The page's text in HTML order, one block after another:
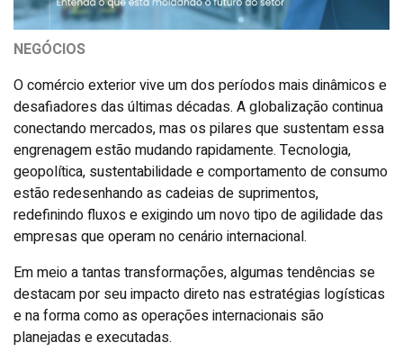
NEGÓCIOS
O comércio exterior vive um dos períodos mais dinâmicos e
desafiadores das últimas décadas. A globalização continua
conectando mercados, mas os pilares que sustentam essa
engrenagem estão mudando rapidamente. Tecnologia,
geopolítica, sustentabilidade e comportamento de consumo
estão redesenhando as cadeias de suprimentos,
redefinindo fluxos e exigindo um novo tipo de agilidade das
empresas que operam no cenário internacional.
Em meio a tantas transformações, algumas tendências se
destacam por seu impacto direto nas estratégias logísticas
e na forma como as operações internacionais são
planejadas e executadas.